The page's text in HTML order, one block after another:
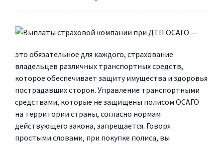
ОСАГО —
это обязательное для каждого, страхование
владельцев различных транспортных средств,
которое обеспечивает защиту имущества и здоровья
пострадавших сторон. Управление транспортными
средствами, которые не защищены полисом ОСАГО
на территории страны, согласно нормам
действующего закона, запрещается. Говоря
простыми словами, при покупке полиса, вы